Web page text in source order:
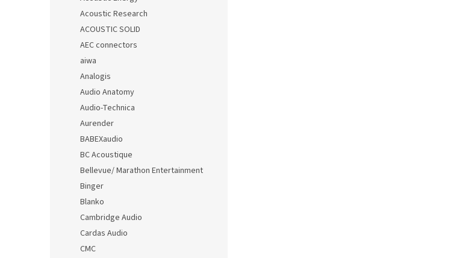
Acoustic Research
ACOUSTIC SOLID
AEC connectors
aiwa
Analogis
Audio Anatomy
Audio-Technica
Aurender
BABEXaudio
BC Acoustique
Bellevue/ Marathon Entertainment
Binger
Blanko
Cambridge Audio
Cardas Audio
CMC